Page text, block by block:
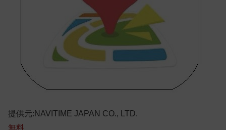
提供元:NAVITIME JAPAN CO., LTD.
無料